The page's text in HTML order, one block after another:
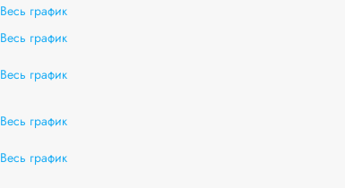
Весь график
Весь график
Весь график
Весь график
Весь график